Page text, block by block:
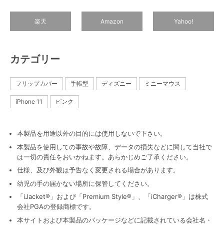
楽天 Amazon Yahoo!
カテゴリー
フリップカバー 手帳型 ディズニー ミニーマウス
iPhone 11 ピンク
本製品を用途以外の目的には使用しないで下さい。
本製品を使用しての事故や故障、データの損失などに関して当社で
は一切の責任をおいかねます。あらかじめご了承ください。
仕様、及び外観は予告なく変更される場合があります。
幼児の手の届かない場所に保管してください。
「iJacket®」および「Premium Style®」、「iCharger®」は株式
会社PGAの登録商標です。
本サイトおよび本製品のパッケージなどに記載されている会社名・